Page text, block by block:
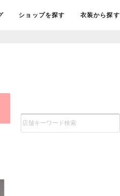
ショップを探す 衣装から探す